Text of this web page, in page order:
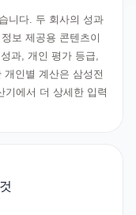
니다. 두 회사의 성과
보 제공용 콘텐츠이
과, 개인 평가 등급,
인별 계산은 삼성전
기에서 더 상세한 입력